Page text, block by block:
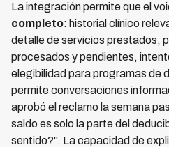
La integración permite que el
completo: historial clínico
detalle de servicios prestados,
procesados y pendientes,
elegibilidad para programas de
permite conversaciones
aprobó el reclamo la semana
saldo es solo la parte del
sentido?". La capacidad de